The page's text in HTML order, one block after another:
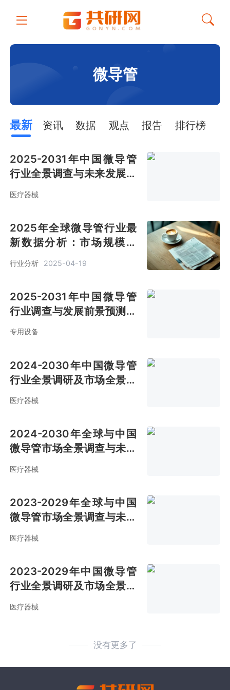
微导管
最新 资讯 数据 观点 报告 排行榜
2025-2031年中国微导管
行业全景调查与未来发展趋
势报告
医疗器械
2025年全球微导管行业最
新数据分析：市场规模达
7.5亿美元 年复合增长率
7.9%[图]
行业分析 2025-04-19
2025-2031年中国微导管
行业调查与发展前景预测报
告
专用设备
2024-2030年中国微导管
行业全景调研及市场全景评
估报告
医疗器械
2024-2030年全球与中国
微导管市场全景调查与未来
前景预测报告
医疗器械
2023-2029年全球与中国
微导管市场全景调查与未来
前景预测报告
医疗器械
2023-2029年中国微导管
行业全景调研及市场全景评
医疗器械
没有更多了